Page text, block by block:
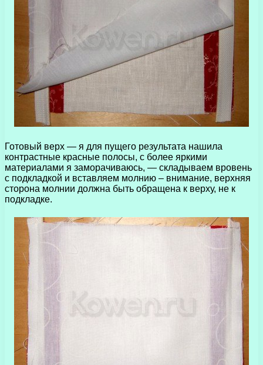
Готовый верх — я для пущего результата нашила
контрастные красные полосы, с более яркими
материалами я заморачиваюсь, — складываем вровень
с подкладкой и вставляем молнию – внимание, верхняя
сторона молнии должна быть обращена к верху, не к
подкладке.